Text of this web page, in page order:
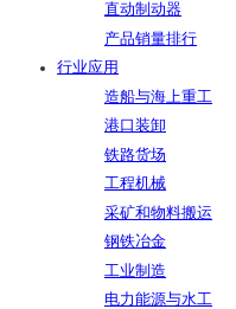
直动制动器
产品销量排行
行业应用
造船与海上重工
港口装卸
铁路货场
工程机械
采矿和物料搬运
钢铁冶金
工业制造
电力能源与水工